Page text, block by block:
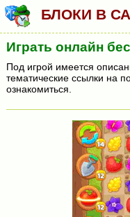
БЛОКИ В
Играть онлайн
Под игрой имеется
тематические ссылки на
ознакомиться.